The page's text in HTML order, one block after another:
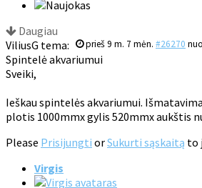
Daugiau
prieš 9 m. 7 mėn. #26270 nuo
ViliusG tema:
Spintelė akvariumui
Sveiki,
Ieškau spintelės akvariumui.
plotis 1000mmx gylis 520mmx aukštis
Please Prisijungti orSukurti sąskaitą to
Virgis